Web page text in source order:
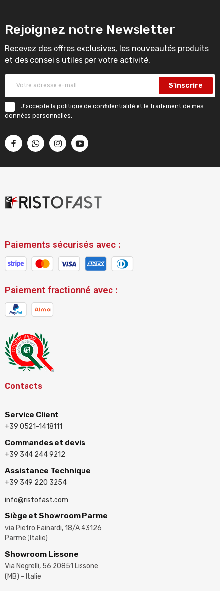
Rejoignez notre Newsletter
Recevez des offres exclusives, les nouveautés produits
et des conseils utiles per votre activité.
S'inscrire
J'accepte la politique de confidentialité et le traitement de mes
données personnelles.
Paiements sécurisés avec :
Paiement fractionné avec :
Contacts
Service Client
+39 0521-1418111
Commandes et devis
+39 344 244 9212
Assistance Technique
+39 349 220 3254
info@ristofast.com
Siège et Showroom Parme
via Pietro Fainardi, 18/A 43126
Parme (Italie)
Showroom Lissone
Via Negrelli, 56 20851 Lissone
(MB) - Italie